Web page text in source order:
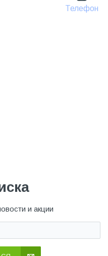
Телефон
и акции